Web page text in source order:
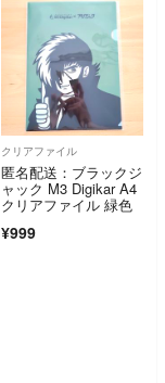
クリアファイル
匿名配送：ブラックジ
ャック M3 Digikar A4
クリアファイル 緑色
¥999